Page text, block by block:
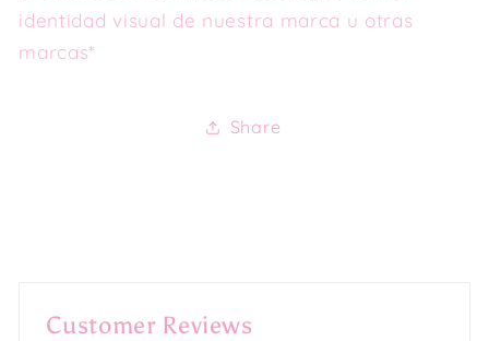
identidad visual de nuestra marca u otras
marcas*
Share
Customer Reviews